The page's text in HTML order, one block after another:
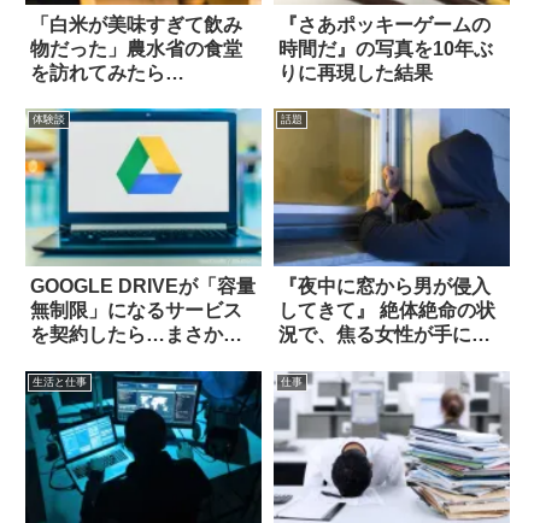
「白米が美味すぎて飲み
物だった」農水省の食堂
を訪れてみたら…
『さあポッキーゲームの
時間だ』の写真を10年ぶ
りに再現した結果
体験談
GOOGLE DRIVEが「容量
無制限」になるサービス
を契約したら…まさかの
話題
『夜中に窓から男が侵入
してきて』 絶体絶命の状
況で、焦る女性が手にと
生活と仕事 仕事